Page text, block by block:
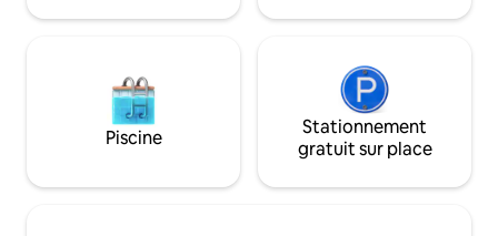
ne sont pas autorisés.
ayant envie de
Piscine
Stationnement
gratuit sur place